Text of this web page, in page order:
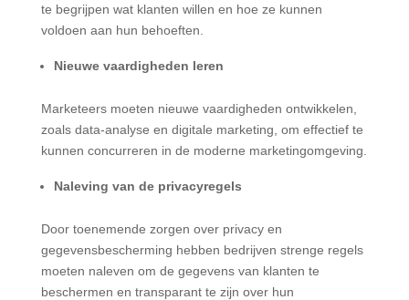
te begrijpen wat klanten willen en hoe ze kunnen
voldoen aan hun behoeften.
Nieuwe vaardigheden leren
Marketeers moeten nieuwe vaardigheden ontwikkelen,
zoals data-analyse en digitale marketing, om effectief te
kunnen concurreren in de moderne marketingomgeving.
Naleving van de privacyregels
Door toenemende zorgen over privacy en
gegevensbescherming hebben bedrijven strenge regels
moeten naleven om de gegevens van klanten te
beschermen en transparant te zijn over hun